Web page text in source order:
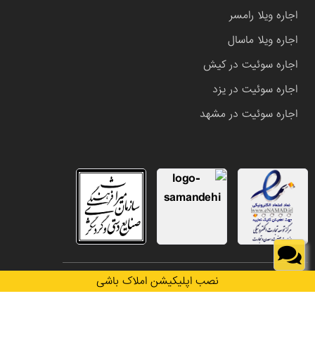
نصب اپلیکیشن املاک باشی
اجاره ویلا رامسر
اجاره ویلا ماسال
اجاره سوئیت در کیش
اجاره سوئیت در یزد
اجاره سوئیت در مشهد
تمامی حقوق این وب سایت متعلق به املاک باشی می باشد.